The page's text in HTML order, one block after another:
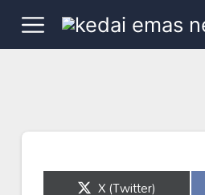
Share
X (Twitter)